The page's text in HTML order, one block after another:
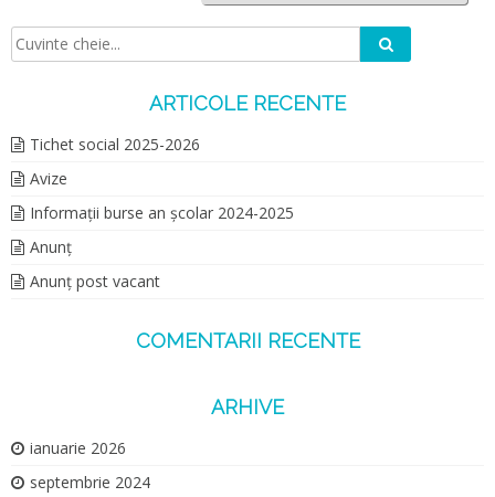
ARTICOLE RECENTE
Tichet social 2025-2026
Avize
Informații burse an școlar 2024-2025
Anunț
Anunț post vacant
COMENTARII RECENTE
ARHIVE
ianuarie 2026
septembrie 2024